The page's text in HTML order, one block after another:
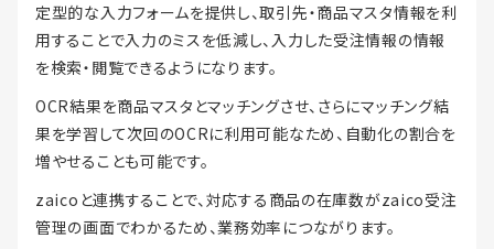
定型的な入力フォームを提供し、取引先・商品マスタ情報を利
用することで入力のミスを低減し、入力した受注情報の情報
を検索・閲覧できるようになります。
OCR結果を商品マスタとマッチングさせ、さらにマッチング結
果を学習して次回のOCRに利用可能なため、自動化の割合を
増やせることも可能です。
zaicoと連携することで、対応する商品の在庫数がzaico受注
管理の画面でわかるため、業務効率につながります。